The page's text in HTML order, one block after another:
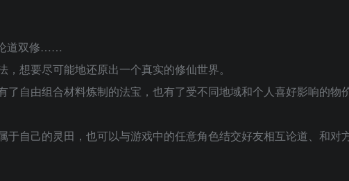
道双修……
想要尽可能地还原出一个真实的修仙世界。
了自由组合材料炼制的法宝，也有了受不同地域和个人喜好影响的物
于自己的灵田，也可以与游戏中的任意角色结交好友相互论道、和对